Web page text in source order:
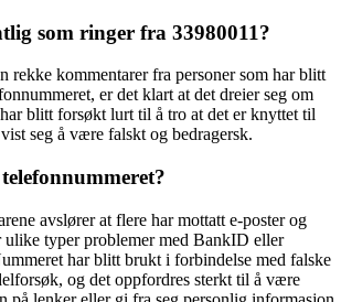
som ringer fra 33980011?
rekke kommentarer fra personer som har blitt
er det klart at det dreier seg om
blitt forsøkt lurt til å tro at det er knyttet til
seg å være falskt og bedragersk.
avslører at flere har mottatt e-poster og
ulike typer problemer med BankID eller
har blitt brukt i forbindelse med falske
og det oppfordres sterkt til å være